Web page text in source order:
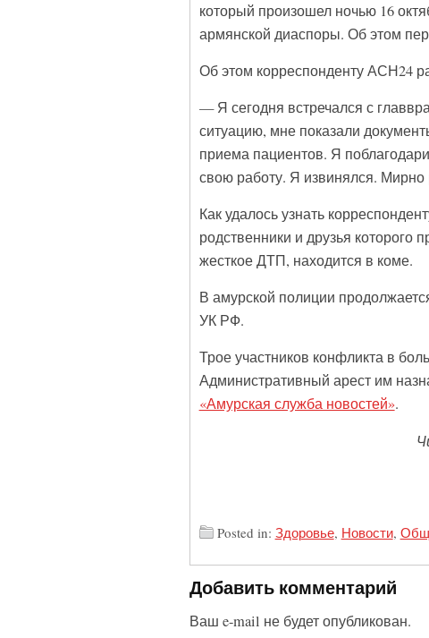
который произошел ночью 16
армянской диаспоры. Об этом
Об этом корреспонденту АСН24
— Я сегодня встречался с
ситуацию, мне показали
приема пациентов. Я
свою работу. Я извинялся.
Как удалось узнать
родственники и друзья
жесткое ДТП, находится в коме.
В амурской полиции
УК РФ.
Трое участников конфликта в
Административный арест им
«Амурская служба новостей».
Posted in: Здоровье, Новости,
Добавить комментарий
Ваш e-mail не будет опубликован.